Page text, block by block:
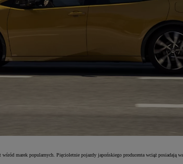
marek popularnych. Pięcioletnie pojazdy japońskiego producenta wciąż posiadają